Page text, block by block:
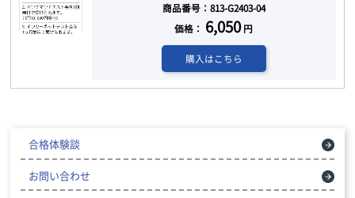
商品番号：813-G2403-04
価格： 6,050円
購入はこちら
合格体験談
お問い合わせ